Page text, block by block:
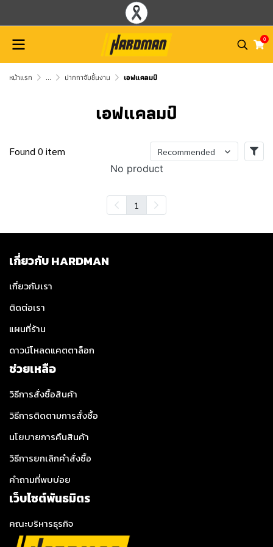
0
หน้าแรก ... ปากกาจับชิ้นงาน เอฟแคลมป์
เอฟแคลมป์
Found 0 item Recommended
No product
1
เกี่ยวกับ HARDMAN
เกี่ยวกับเรา
ติดต่อเรา
แผนที่ร้าน
ดาวน์โหลดแคตตาล็อก
ช่วยเหลือ
วิธีการสั่งซื้อสินค้า
วิธีการติดตามการสั่งซื้อ
นโยบายการคืนสินค้า
วิธีการยกเลิกคำสั่งซื้อ
คำถามที่พบบ่อย
เว็บไซต์พันธมิตร
คณะบริหารธุรกิจ